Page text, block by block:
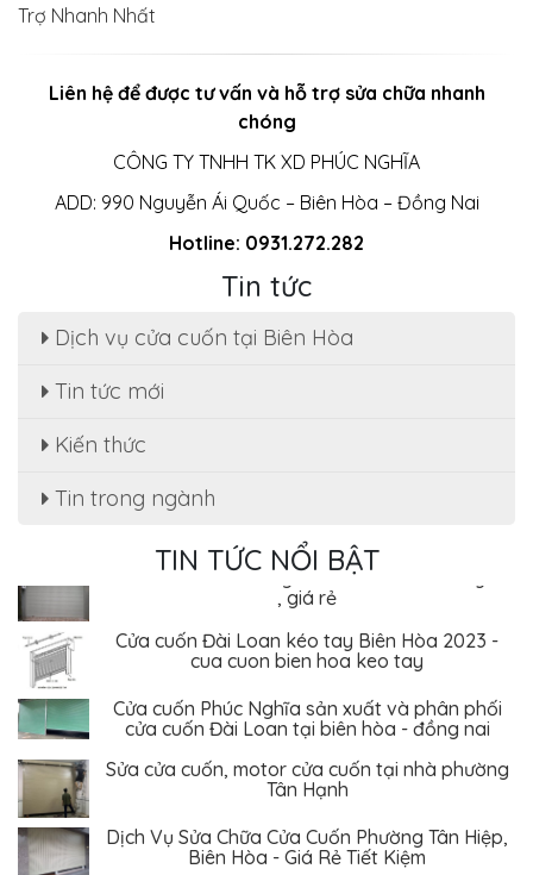
Trợ Nhanh Nhất
Liên hệ để được tư vấn và hỗ trợ sửa chữa nhanh
chóng
CÔNG TY TNHH TK XD PHÚC NGHĨA
ADD: 990 Nguyễn Ái Quốc – Biên Hòa – Đồng Nai
Hotline: 0931.272.282
Tin tức
Dịch vụ cửa cuốn tại Biên Hòa
Tin tức mới
Kiến thức
Tin trong ngành
TIN TỨC NỔI BẬT
Sửa cửa cuốn, motor cửa cuốn tại nhà phường
Dịch Vụ Sửa Chữa Cửa Cuốn Phường Tân Hiệp,
Sửa cửa cuốn Phường An Bình - Biên Hòa uy tín
, giá rẻ
Cửa cuốn Đài Loan kéo tay Biên Hòa 2023 -
cua cuon bien hoa keo tay
Cửa cuốn Phúc Nghĩa sản xuất và phân phối
cửa cuốn Đài Loan tại biên hòa - đồng nai
Sửa cửa cuốn, motor cửa cuốn tại nhà phường
Tân Hạnh
Dịch Vụ Sửa Chữa Cửa Cuốn Phường Tân Hiệp,
Biên Hòa - Giá Rẻ Tiết Kiệm